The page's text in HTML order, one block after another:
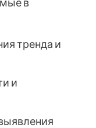
тренда и
и